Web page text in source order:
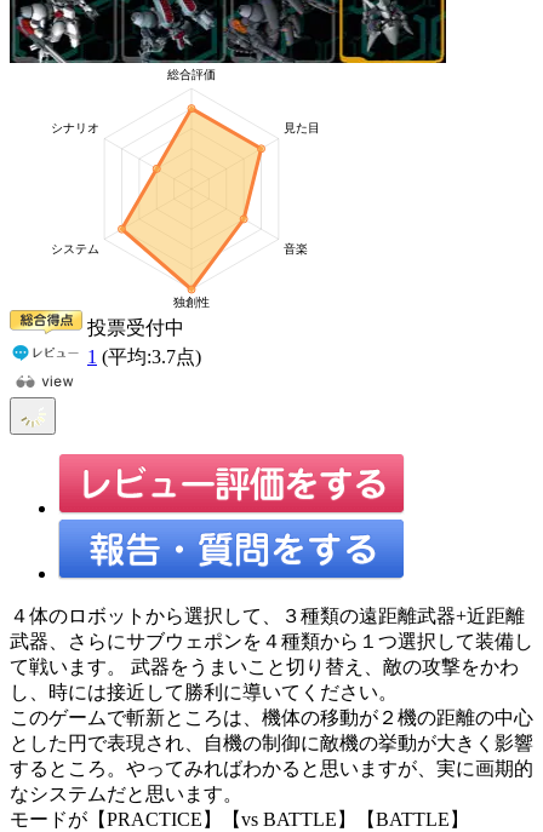
投票受付中
1 (平均:3.7点)
４体のロボットから選択して、３種類の遠距離武器+近距離
武器、さらにサブウェポンを４種類から１つ選択して装備し
て戦います。 武器をうまいこと切り替え、敵の攻撃をかわ
し、時には接近して勝利に導いてください。
このゲームで斬新ところは、機体の移動が２機の距離の中心
とした円で表現され、自機の制御に敵機の挙動が大きく影響
するところ。やってみればわかると思いますが、実に画期的
なシステムだと思います。
モードが【PRACTICE】【vs BATTLE】【BATTLE】